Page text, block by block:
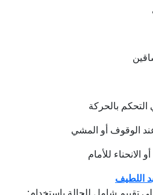
بالحركة
الوقوف أو المشي
للأمام
اللطيف